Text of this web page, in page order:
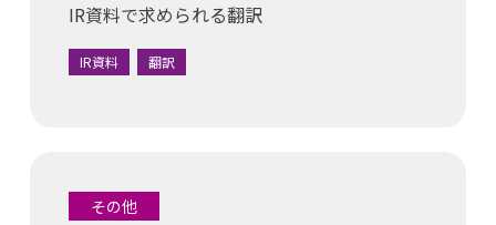
IR資料で求められる翻訳
IR資料 翻訳
その他